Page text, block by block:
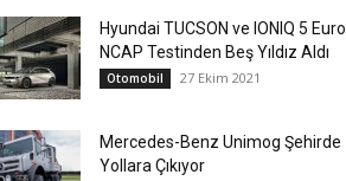
Hyundai TUCSON ve IONIQ 5 Euro
NCAP Testinden Beş Yıldız Aldı
Otomobil 27 Ekim 2021
Mercedes-Benz Unimog Şehirde
Yollara Çıkıyor